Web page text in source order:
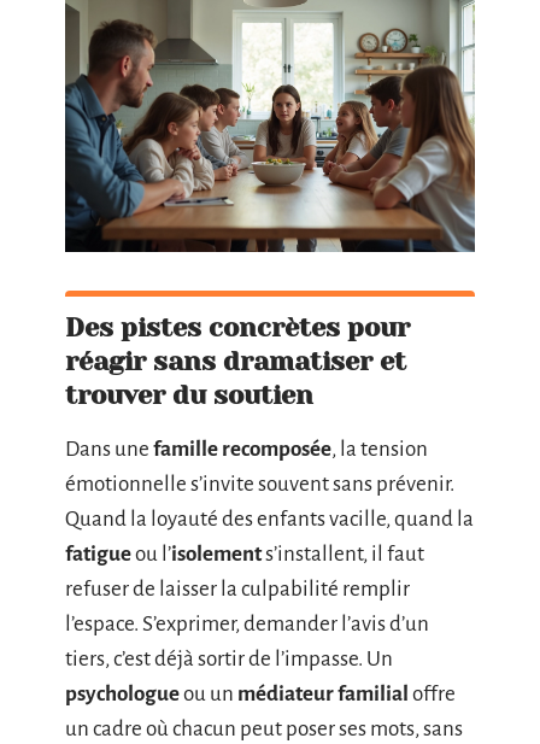
Des pistes concrètes pour
réagir sans dramatiser et
trouver du soutien
Dans une famille recomposée, la tension
émotionnelle s’invite souvent sans prévenir.
Quand la loyauté des enfants vacille, quand la
fatigueou l’isolements’installent, il faut
refuser de laisser la culpabilité remplir
l’espace. S’exprimer, demander l’avis d’un
tiers, c’est déjà sortir de l’impasse. Un
psychologueou un médiateur familial offre
un cadre où chacun peut poser ses mots, sans